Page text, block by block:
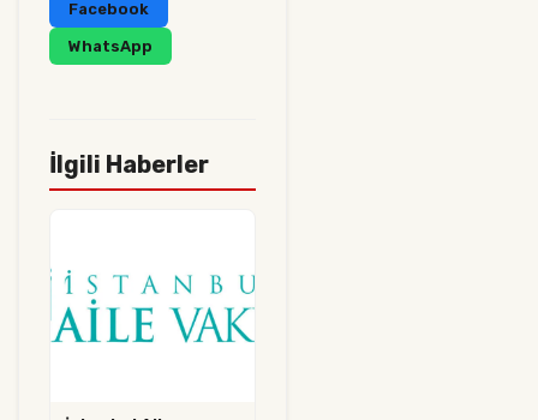
Facebook
WhatsApp
İlgili Haberler